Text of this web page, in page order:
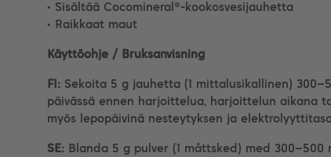
• Sisältää Cocomineral®-kookosvesijauhetta
• Raikkaat maut
Käyttöohje / Bruksanvisning
FI: Sekoita 5 g jauhetta (1 mittalusikallinen)
päivässä ennen harjoittelua, harjoittelun aikana
myös lepopäivinä nesteytyksen ja
SE: Blanda 5 g pulver (1 måttsked) med